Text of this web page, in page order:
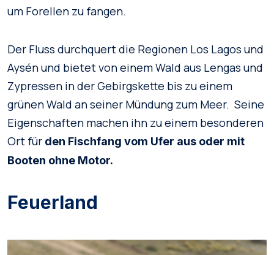
um Forellen zu fangen.
Der Fluss durchquert die Regionen Los Lagos und
Aysén und bietet von einem Wald aus Lengas und
Zypressen in der Gebirgskette bis zu einem
grünen Wald an seiner Mündung zum Meer. Seine
Eigenschaften machen ihn zu einem besonderen
Ort für den Fischfang vom Ufer aus oder mit
Booten ohne Motor.
Feuerland